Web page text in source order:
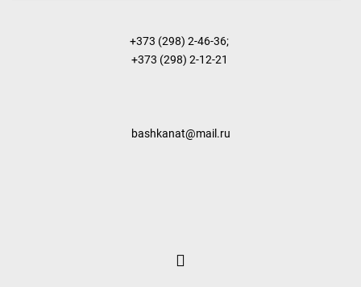
+373 (298) 2-46-36;
+373 (298) 2-12-21
bashkanat@mail.ru